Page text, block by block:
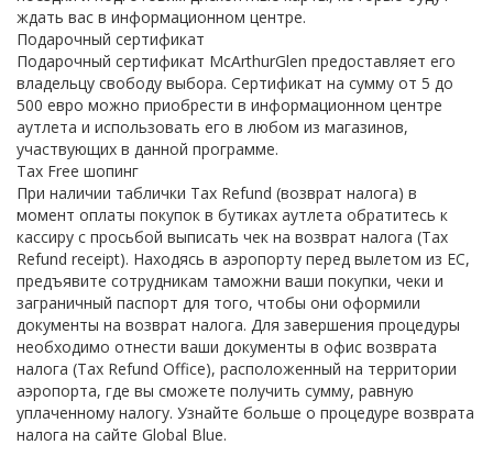
ждать вас в информационном центре.
Подapoчный сepтификaт
Подарочный сертификат McArthurGlen предоставляет его
владельцу свободу выбора. Сертификат на сумму от 5 до
500 евро можно приобрести в информационном центре
аутлета и использовать его в любом из магазинов,
участвующих в данной программе.
Tax Free шопинг
При наличии таблички Tax Refund (возврат налога) в
момент оплаты покупок в бутиках аутлета обратитесь к
кассиру с просьбой выписать чек на возврат налога (Tax
Refund receipt). Находясь в аэропорту перед вылетом из ЕС,
предъявите сотрудникам таможни ваши покупки, чеки и
заграничный паспорт для того, чтобы они оформили
документы на возврат налога. Для завершения процедуры
необходимо отнести ваши документы в офис возврата
налога (Tax Refund Office), расположенный на территории
аэропорта, где вы сможете получить сумму, равную
уплаченному налогу. Узнайте больше о процедуре возврата
налога на сайте Global Blue.